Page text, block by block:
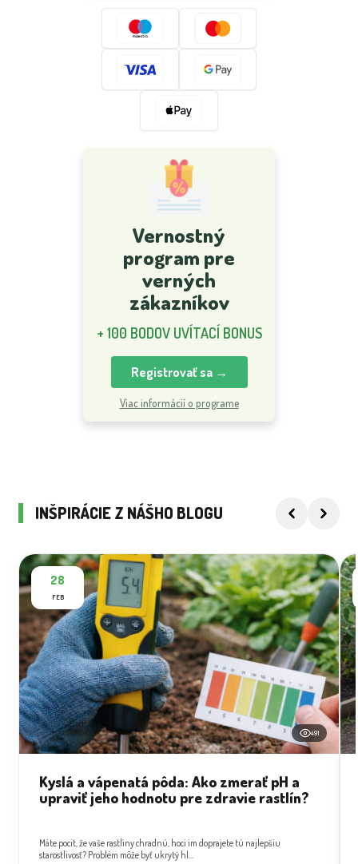
Vernostný
program pre
verných
zákazníkov
+ 100 BODOV UVÍTACÍ BONUS
Registrovať sa →
Viac informácií o programe
INŠPIRÁCIE Z NÁŠHO BLOGU
28
FEB
491
Kyslá a vápenatá pôda: Ako zmerať pH a
upraviť jeho hodnotu pre zdravie rastlín?
Máte pocit, že vaše rastliny chradnú, hoci im doprajete tú najlepšiu
starostlivosť? Problém môže byť ukrytý hl...